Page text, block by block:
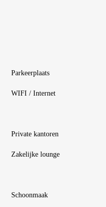
Parkeerplaats
WIFI / Internet
Private kantoren
Zakelijke lounge
Schoonmaak